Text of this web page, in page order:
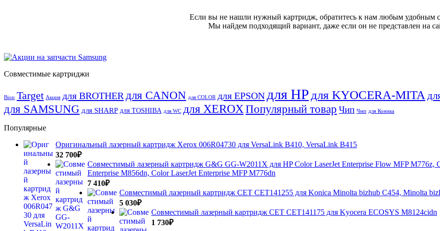
Если вы не нашли нужный картридж, обратитесь к нам любым удобным
Мы найдем подходящий вариант, даже если он не представлен на
Совместимые картриджи
Bion Target Акция для BROTHER для CANON для COLOR для EPSON для HP для KYOCERA-MITA
для SAMSUNG для SHARP для TOSHIBA для WC для XEROX Популярный товар Чип Чмп для Коника
Популярные
Оригинальный лазерный картридж Xerox 006R04730 для VersaLink B410, VersaLink B415
32 700₽
Совместимый лазерный картридж G&G GG-W2011X для HP Color LaserJet Enterprise Flow MFP M776z,
Enterprise M856dn, Color LaserJet Enterprise MFP M776dn
7 410₽
Совместимый лазерный картридж CET CET141255 для Konica Minolta bizhub C454, Minolta
5 030₽
Совместимый лазерный картридж CET CET141175 для Kyocera ECOSYS M8124cidn
1 730₽